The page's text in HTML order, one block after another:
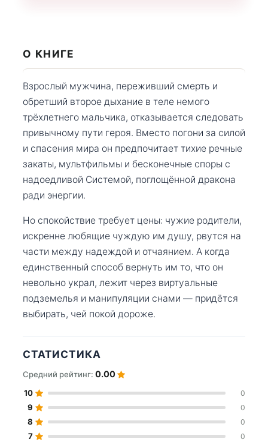
О КНИГЕ
Взрослый мужчина, переживший смерть и
обретший второе дыхание в теле немого
трёхлетнего мальчика, отказывается следовать
привычному пути героя. Вместо погони за силой
и спасения мира он предпочитает тихие речные
закаты, мультфильмы и бесконечные споры с
надоедливой Системой, поглощённой дракона
ради энергии.
Но спокойствие требует цены: чужие родители,
искренне любящие чуждую им душу, рвутся на
части между надеждой и отчаянием. А когда
единственный способ вернуть им то, что он
невольно украл, лежит через виртуальные
подземелья и манипуляции снами — придётся
выбирать, чей покой дороже.
СТАТИСТИКА
Средний рейтинг: 0.00
10 0
9 0
8 0
7 0